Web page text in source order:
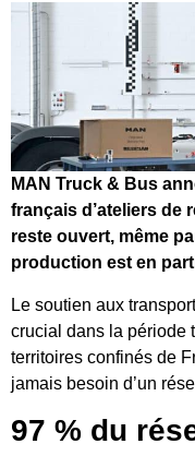
MAN Truck & Bus
français d’ateliers de
reste ouvert, même
production est en
Le soutien aux
crucial dans la période
territoires confinés de
jamais besoin d’un
97 % du